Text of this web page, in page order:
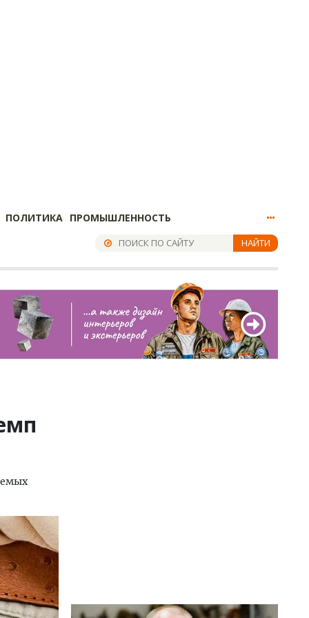
ПОЛИТИКА ПРОМЫШЛЕННОСТЬ
НАЙТИ